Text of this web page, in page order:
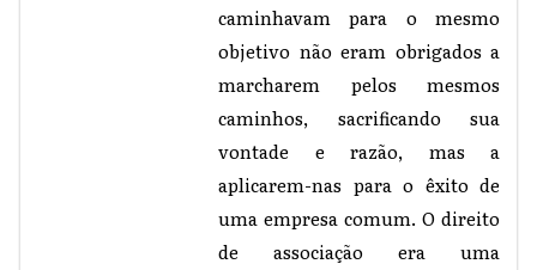
caminhavam para o mesmo
objetivo não eram obrigados a
marcharem pelos mesmos
caminhos, sacrificando sua
vontade e razão, mas a
aplicarem-nas para o êxito de
uma empresa comum. O direito
de associação era uma